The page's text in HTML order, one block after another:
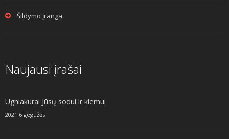
Šildymo įranga
Naujausi įrašai
Ugniakurai Jūsų sodui ir kiemui
2021 6 gegužės